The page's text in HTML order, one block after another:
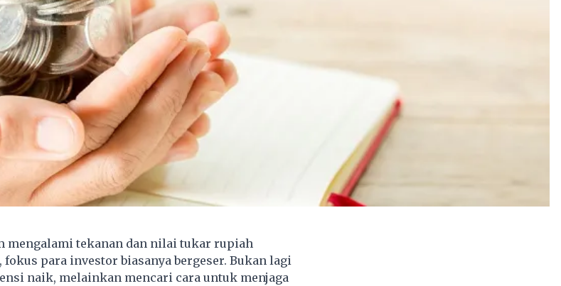
mengalami tekanan dan nilai tukar rupiah
fokus para investor biasanya bergeser. Bukan lagi
naik, melainkan mencari cara untuk menjaga